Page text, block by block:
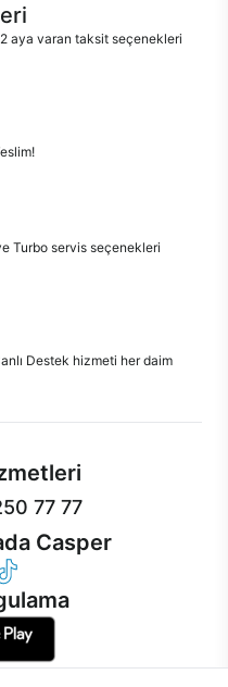
aya varan taksit seçenekleri
Turbo servis seçenekleri
Destek hizmeti her daim
77 77
Casper
YouTube
TikTok